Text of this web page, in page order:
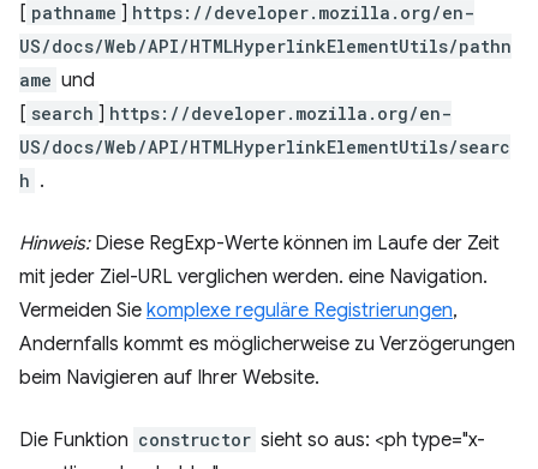
[ pathname ] https://developer.mozilla.org/en-
US/docs/Web/API/HTMLHyperlinkElementUtils/pathn
ame und
[ search ] https://developer.mozilla.org/en-
US/docs/Web/API/HTMLHyperlinkElementUtils/searc
h .
Hinweis:Diese RegExp-Werte können im Laufe der Zeit
mit jeder Ziel-URL verglichen werden. eine Navigation.
Vermeiden Sie komplexe reguläre Registrierungen,
Andernfalls kommt es möglicherweise zu Verzögerungen
beim Navigieren auf Ihrer Website.
Die Funktion constructor sieht so aus: <ph type="x-